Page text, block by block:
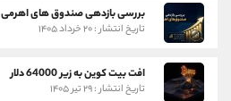
بررسی بازدهی صندوق های اهرمی
تاریخ انتشار : ۲۰ خرداد ۱۴۰۵
افت بیت کوین به زیر 64000 دلار
تاریخ انتشار : ۲۹ تیر ۱۴۰۵